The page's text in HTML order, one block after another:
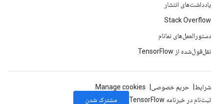
یادداشت‌های انتشار
Stack Overflow
دستورالعمل‌های نمانام
نقل‌قول‌شده از TensorFlow
شرایط حریم خصوصی
Manage cookies
ثبت‌نام در خبرنامه TensorFlow
مشترک شدن